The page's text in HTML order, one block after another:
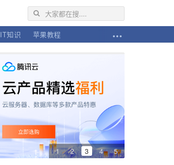
IT知识 苹果教程
1 2 3 4 5